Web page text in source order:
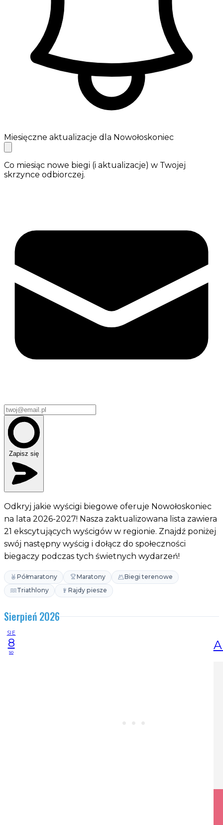
Miesięczne aktualizacje dla Nowołoskoniec
Co miesiąc nowe biegi (i aktualizacje) w Twojej
skrzynce odbiorczej.
Zapisz się
Odkryj jakie wyścigi biegowe oferuje Nowołoskoniec
na lata 2026-2027! Nasza zaktualizowana lista zawiera
21 ekscytujących wyścigów w regionie. Znajdź poniżej
swój następny wyścig i dołącz do społeczności
biegaczy podczas tych świetnych wydarzeń!
Półmaratony Maratony
Biegi terenowe
Triathlony
Rajdy piesze
Sierpień 2026
SIE
8
so